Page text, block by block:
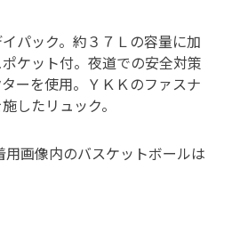
パック。約３７Ｌの容量に加
ケット付。夜道での安全対策
ーを使用。ＹＫＫのファスナ
したリュック。
画像内のバスケットボールは